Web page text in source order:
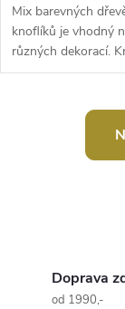
Mix barevných
knoflíků je vhodný
různých dekorací.
využijete ke
Doprava
od 1990,-